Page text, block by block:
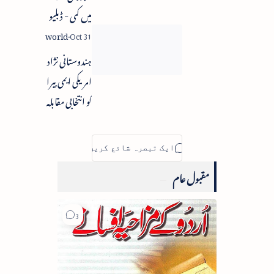
میں کمی - ڈبلیو
ایچ او
ہندوستانی نژاد
امریکی ایمی بیرا
کو انتخابی مقابلہ
مقبول عام